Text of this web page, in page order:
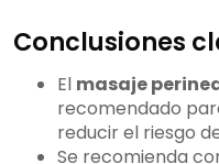
Conclusiones
El masaje
recomendado
reducir el riesgo
Se recomienda